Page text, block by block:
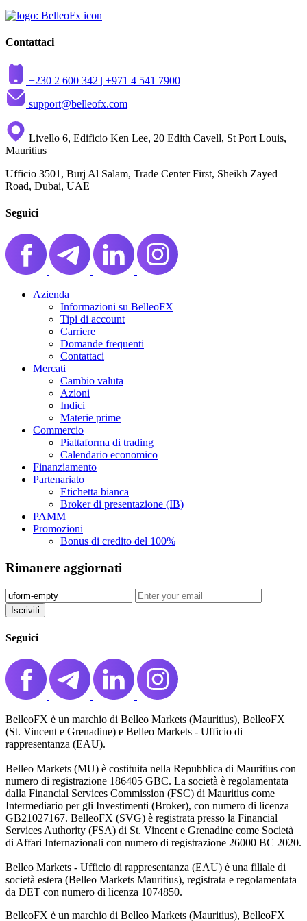
Contattaci
+230 2 600 342 | +971 4 541 7900
support@belleofx.com
Livello 6, Edificio Ken Lee, 20 Edith Cavell, St Port Louis,
Mauritius
Ufficio 3501, Burj Al Salam, Trade Center First, Sheikh Zayed
Road, Dubai, UAE
Seguici
Azienda
Informazioni su BelleoFX
Tipi di account
Carriere
Domande frequenti
Contattaci
Mercati
Cambio valuta
Azioni
Indici
Materie prime
Commercio
Piattaforma di trading
Calendario economico
Finanziamento
Partenariato
Etichetta bianca
Broker di presentazione (IB)
PAMM
Promozioni
Bonus di credito del 100%
Rimanere aggiornati
Iscriviti️
Seguici
BelleoFX è un marchio di Belleo Markets (Mauritius), BelleoFX
(St. Vincent e Grenadine) e Belleo Markets - Ufficio di
rappresentanza (EAU).
Belleo Markets (MU) è costituita nella Repubblica di Mauritius con
numero di registrazione 186405 GBC. La società è regolamentata
dalla Financial Services Commission (FSC) di Mauritius come
Intermediario per gli Investimenti (Broker), con numero di licenza
GB21027167. BelleoFX (SVG) è registrata presso la Financial
Services Authority (FSA) di St. Vincent e Grenadine come Società
di Affari Internazionali con numero di registrazione 26000 BC 2020.
Belleo Markets - Ufficio di rappresentanza (EAU) è una filiale di
società estera (Belleo Markets Mauritius), registrata e regolamentata
da DET con numero di licenza 1074850.
BelleoFX è un marchio di Belleo Markets (Mauritius), BelleoFX